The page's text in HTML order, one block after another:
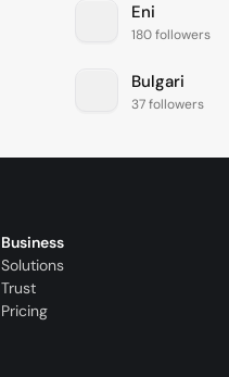
Eni
180 followers
Bulgari
37 followers
Business
Solutions
Trust
Pricing